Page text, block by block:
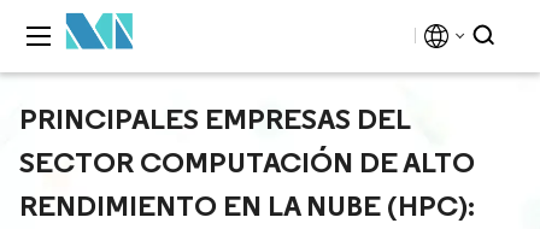
PRINCIPALES EMPRESAS DEL
SECTOR COMPUTACIÓN DE ALTO
RENDIMIENTO EN LA NUBE (HPC):